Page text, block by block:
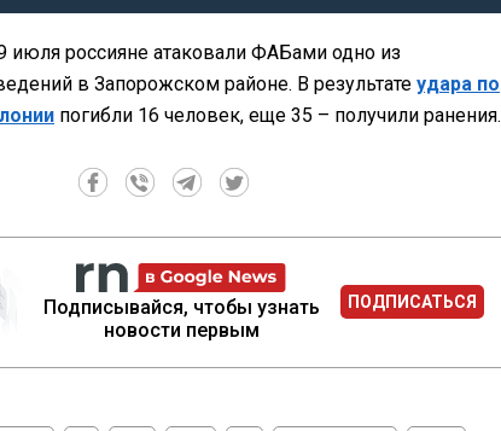
россияне атаковали ФАБами одно из
в Запорожском районе. В результате удара по
погибли 16 человек, еще 35 – получили ранения.
Подписывайся, чтобы узнать
новости первым
ПОДПИСАТЬСЯ